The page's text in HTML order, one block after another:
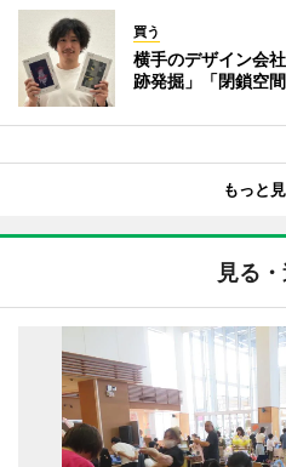
買う
横手のデザイン会
跡発掘」「閉鎖空
もっと
見る